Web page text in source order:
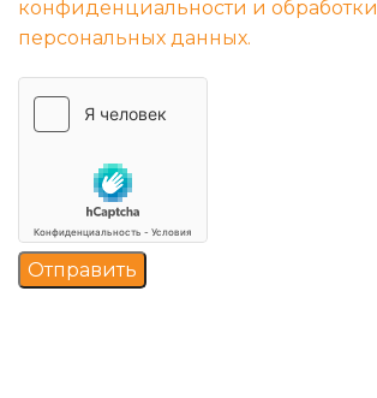
конфиденциальности и обработки
персональных данных.